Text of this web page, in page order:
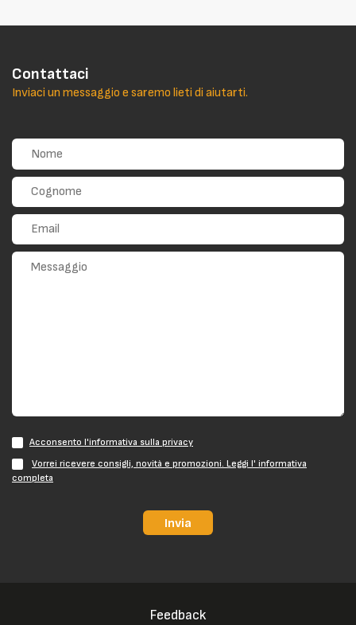
Contattaci
Inviaci un messaggio e saremo lieti di aiutarti.
Acconsento l'informativa sulla privacy
Vorrei ricevere consigli, novità e promozioni. Leggi l' informativa
completa
Invia
Feedback